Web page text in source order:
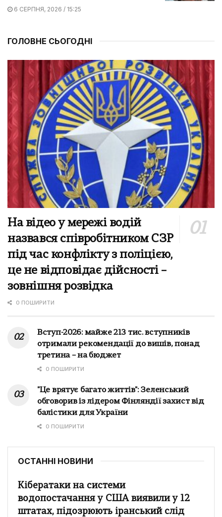
6 СЕРПНЯ, 2026 / 15:25
ГОЛОВНЕ СЬОГОДНІ
На відео у мережі водій
назвався співробітником СЗР
під час конфлікту з поліцією,
це не відповідає дійсності –
зовнішня розвідка
0 ПОШИРИТИ
Вступ-2026: майже 213 тис. вступників
отримали рекомендації до вишів, понад
третина – на бюджет
0 ПОШИРИТИ
"Це врятує багато життів": Зеленський
обговорив із лідером Фінляндії захист від
балістики для України
0 ПОШИРИТИ
ОСТАННІ НОВИНИ
Кібератаки на системи
водопостачання у США виявили у 12
штатах, підозрюють іранський слід